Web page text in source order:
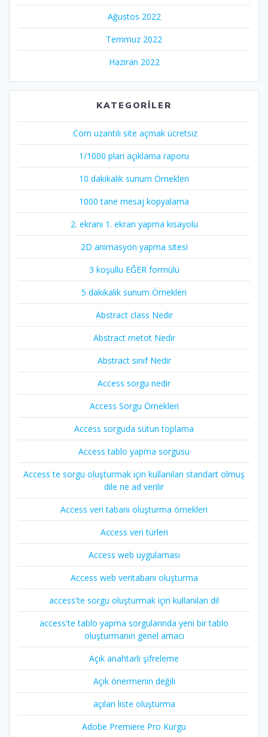
Ağustos 2022
Temmuz 2022
Haziran 2022
KATEGORILER
.Com uzantılı site açmak ücretsiz
1/1000 plan açıklama raporu
10 dakikalık sunum Örnekleri
1000 tane mesaj kopyalama
2. ekranı 1. ekran yapma kısayolu
2D animasyon yapma sitesi
3 koşullu EĞER formülü
5 dakikalık sunum Örnekleri
Abstract class Nedir
Abstract metot Nedir
Abstract sınıf Nedir
Access sorgu nedir
Access Sorgu Örnekleri
Access sorguda sütun toplama
Access tablo yapma sorgusu
Access te sorgu oluşturmak için kullanılan standart olmuş
dile ne ad verilir
Access veri tabanı oluşturma örnekleri
Access veri türleri
Access web uygulaması
Access web veritabanı oluşturma
access'te sorgu oluşturmak için kullanılan dil
access'te tablo yapma sorgularında yeni bir tablo
oluşturmanın genel amacı
Açık anahtarlı şifreleme
Açık önermenin değili
açılan liste oluşturma
Adobe Premiere Pro Kurgu